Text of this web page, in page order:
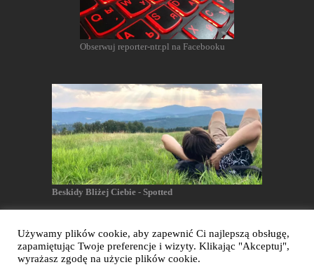
Obserwuj reporter-ntr.pl na Facebooku
Beskidy Bliżej Ciebie - Spotted
Reporter NTR - Wszelkie prawa zastrzeżone
Używamy plików cookie, aby zapewnić Ci najlepszą obsługę,
zapamiętując Twoje preferencje i wizyty. Klikając "Akceptuj",
wyrażasz zgodę na użycie plików cookie.